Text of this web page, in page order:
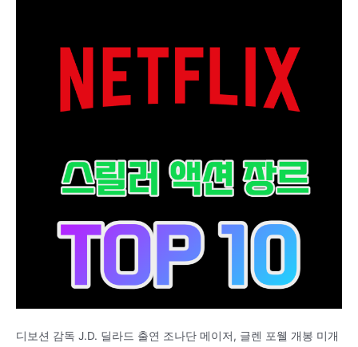
디보션 감독 J.D. 딜라드 출연 조나단 메이저, 글렌 포웰 개봉 미개